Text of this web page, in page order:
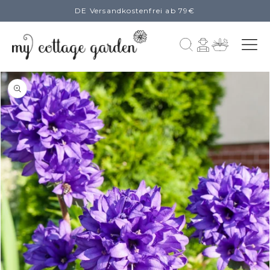
Inhalt
DE Versandkostenfrei ab 79€
Einloggen
Warenkorb